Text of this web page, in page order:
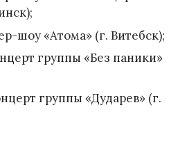
шоу «Атома» (г. Витебск);
группы «Без паники»
группы «Дударев» (г.